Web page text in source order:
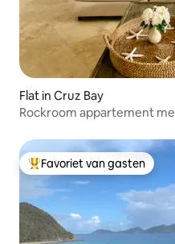
Flat in Cruz Bay
Rockroom appartement
Topfavoriet van gasten
Favoriet van gasten